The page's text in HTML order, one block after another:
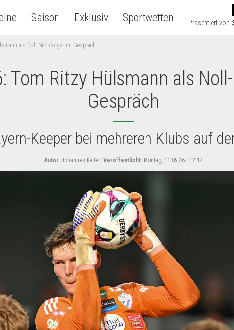
Saison Exklusiv Sportwetten Präsentiert von
als Noll-Nachfolger im Gespräch
Tom Ritzy Hülsmann als
Gespräch
Keeper bei mehreren Klubs auf
Autor: Johannes Ketterl Veröffentlicht: Montag, 11.05.26 | 12:14